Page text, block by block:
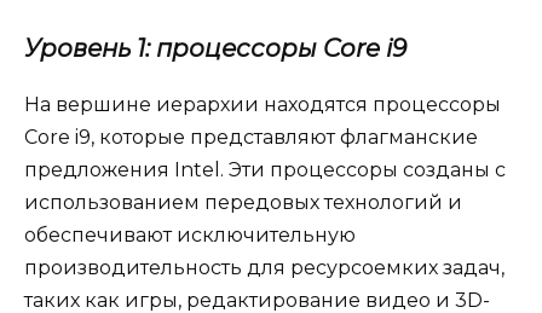
Уровень 1: процессоры Core i9
На вершине иерархии находятся процессоры
Core i9, которые представляют флагманские
предложения Intel. Эти процессоры созданы с
использованием передовых технологий и
обеспечивают исключительную
производительность для ресурсоемких задач,
таких как игры, редактирование видео и 3D-